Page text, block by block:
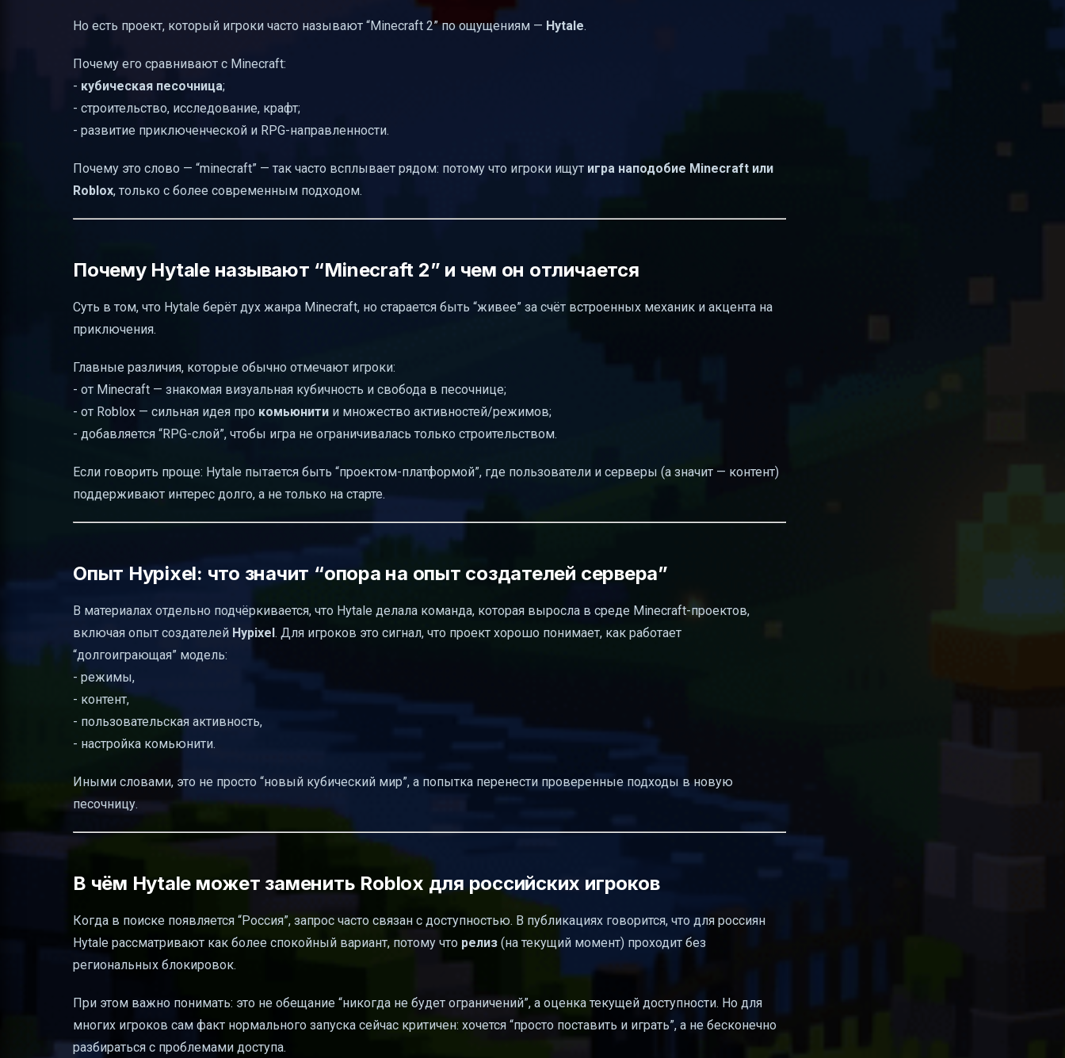
Но есть проект, который игроки часто называют “Minecraft 2” по ощущениям — Hytale.
Почему его сравнивают с Minecraft:
- кубическая песочница;
- строительство, исследование, крафт;
- развитие приключенческой и RPG-направленности.
Почему это слово — “minecraft” — так часто всплывает рядом: потому что игроки ищут игра наподобие Minecraft или
Roblox, только с более современным подходом.
Почему Hytale называют “Minecraft 2” и чем он отличается
Суть в том, что Hytale берёт дух жанра Minecraft, но старается быть “живее” за счёт встроенных механик и акцента на
приключения.
Главные различия, которые обычно отмечают игроки:
- от Minecraft — знакомая визуальная кубичность и свобода в песочнице;
- от Roblox — сильная идея про комьюнити и множество активностей/режимов;
- добавляется “RPG-слой”, чтобы игра не ограничивалась только строительством.
Если говорить проще: Hytale пытается быть “проектом-платформой”, где пользователи и серверы (а значит — контент)
поддерживают интерес долго, а не только на старте.
Опыт Hypixel: что значит “опора на опыт создателей сервера”
В материалах отдельно подчёркивается, что Hytale делала команда, которая выросла в среде Minecraft-проектов,
включая опыт создателей Hypixel. Для игроков это сигнал, что проект хорошо понимает, как работает
“долгоиграющая” модель:
- режимы,
- контент,
- пользовательская активность,
- настройка комьюнити.
Иными словами, это не просто “новый кубический мир”, а попытка перенести проверенные подходы в новую
песочницу.
В чём Hytale может заменить Roblox для российских игроков
Когда в поиске появляется “Россия”, запрос часто связан с доступностью. В публикациях говорится, что для россиян
Hytale рассматривают как более спокойный вариант, потому что релиз (на текущий момент) проходит без
региональных блокировок.
При этом важно понимать: это не обещание “никогда не будет ограничений”, а оценка текущей доступности. Но для
многих игроков сам факт нормального запуска сейчас критичен: хочется “просто поставить и играть”, а не бесконечно
разбираться с проблемами доступа.